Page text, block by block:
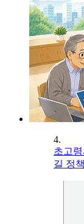
4.
초고
길 정